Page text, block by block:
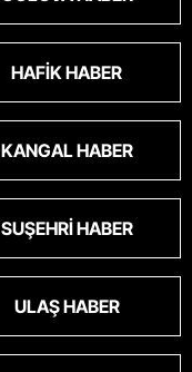
HAFIK HABER
KANGAL HABER
SUŞEHRI HABER
ULAŞ HABER